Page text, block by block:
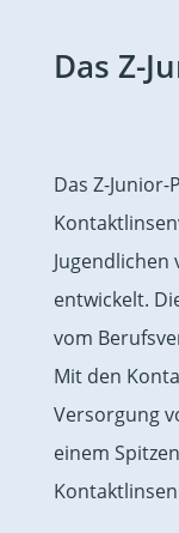
Das Z-
Das Z-
Jugendlichen
entwickelt.
vom
Mit den
Versorgung
einem